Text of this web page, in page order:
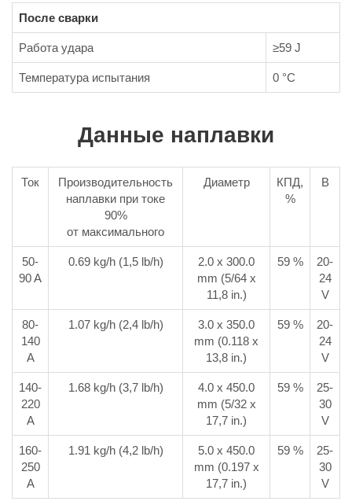
После сварки
Работа удара ≥59 J
Температура испытания 0 °C
Данные наплавки
Ток
Производительность
наплавки при токе
90%
от максимального
Диаметр
КПД,
%
В
50-
90 A
0.69 kg/h (1,5 lb/h)
2.0 x 300.0
mm (5/64 x
11,8 in.)
59 %
20-
24
V
80-
140
A
1.07 kg/h (2,4 lb/h)
3.0 x 350.0
mm (0.118 x
13,8 in.)
59 %
20-
24
V
140-
220
A
1.68 kg/h (3,7 lb/h)
4.0 x 450.0
mm (5/32 x
17,7 in.)
59 %
25-
30
V
160-
250
A
1.91 kg/h (4,2 lb/h)
5.0 x 450.0
mm (0.197 x
17,7 in.)
59 %
25-
30
V